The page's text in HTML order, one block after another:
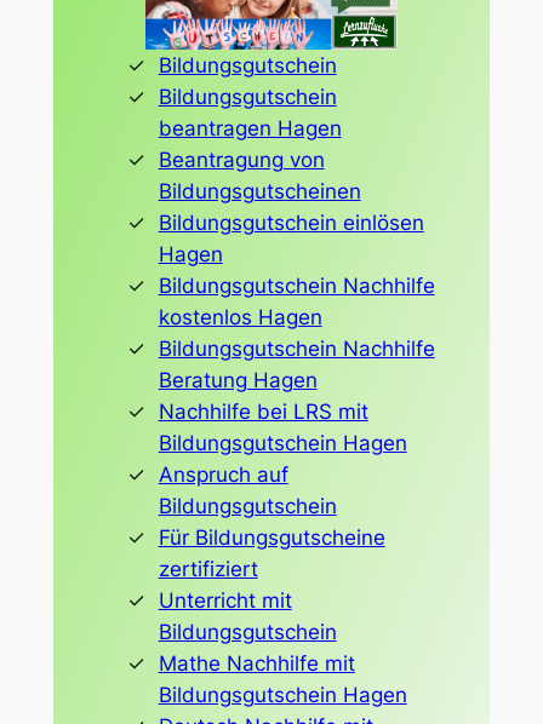
Bildungsgutschein
Bildungsgutschein
beantragen Hagen
Beantragung von
Bildungsgutscheinen
Bildungsgutschein einlösen
Hagen
Bildungsgutschein Nachhilfe
kostenlos Hagen
Bildungsgutschein Nachhilfe
Beratung Hagen
Nachhilfe bei LRS mit
Bildungsgutschein Hagen
Anspruch auf
Bildungsgutschein
Für Bildungsgutscheine
zertifiziert
Unterricht mit
Bildungsgutschein
Mathe Nachhilfe mit
Bildungsgutschein Hagen